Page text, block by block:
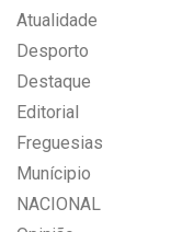
Atualidade
Desporto
Destaque
Editorial
Freguesias
Munícipio
NACIONAL